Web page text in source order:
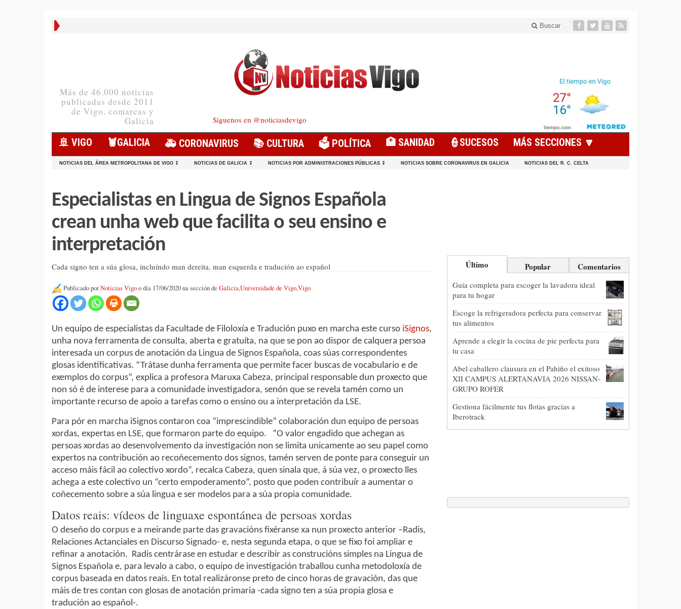
Buscar
Más de 46.000 noticias
publicadas desde 2011
de Vigo, comarcas y
Galicia
Síguenos en @noticiasdevigo
🚢 VIGO 🦞️GALICIA 🚑 CORONAVIRUS 📚 CULTURA 🗳️ POLÍTICA 🏥 SANIDAD 👮SUCESOS MÁS SECCIONES 🔽
NOTICIAS DEL ÁREA METROPOLITANA DE VIGO ↧ NOTICIAS DE GALICIA ↧ NOTICIAS POR ADMINISTRACIONES PÚBLICAS ↧ NOTICIAS SOBRE CORONAVIRUS EN GALICIA NOTICIAS DEL R. C. CELTA
Especialistas en Lingua de Signos Española
crean unha web que facilita o seu ensino e
interpretación
Cada signo ten a súa glosa, incluíndo man dereita, man esquerda e tradución ao español
Publicado porNoticias Vigoo día 17/06/2020 na sección de Galicia,Universidade de Vigo,Vigo
Un equipo de especialistas da Facultade de Filoloxía e Tradución puxo en marcha este curso iSignos,
unha nova ferramenta de consulta, aberta e gratuíta, na que se pon ao dispor de calquera persoa
interesada un corpus de anotación da Lingua de Signos Española, coas súas correspondentes
glosas identificativas. “Trátase dunha ferramenta que permite facer buscas de vocabulario e de
exemplos do corpus”, explica a profesora Maruxa Cabeza, principal responsable dun proxecto que
non só é de interese para a comunidade investigadora, senón que se revela tamén como un
importante recurso de apoio a tarefas como o ensino ou a interpretación da LSE.
Para pór en marcha iSignos contaron coa “imprescindible” colaboración dun equipo de persoas
xordas, expertas en LSE, que formaron parte do equipo. “O valor engadido que achegan as
persoas xordas ao desenvolvemento da investigación non se limita unicamente ao seu papel como
expertos na contribución ao recoñecemento dos signos, tamén serven de ponte para conseguir un
acceso máis fácil ao colectivo xordo”, recalca Cabeza, quen sinala que, á súa vez, o proxecto lles
achega a este colectivo un “certo empoderamento”, posto que poden contribuír a aumentar o
coñecemento sobre a súa lingua e ser modelos para a súa propia comunidade.
Datos reais: vídeos de linguaxe espontánea de persoas xordas
O deseño do corpus e a meirande parte das gravacións fixéranse xa nun proxecto anterior –Radis,
Relaciones Actanciales en Discurso Signado- e, nesta segunda etapa, o que se fixo foi ampliar e
refinar a anotación. Radis centrárase en estudar e describir as construcións simples na Lingua de
Signos Española e, para levalo a cabo, o equipo de investigación traballou cunha metodoloxía de
corpus baseada en datos reais. En total realizáronse preto de cinco horas de gravación, das que
máis de tres contan con glosas de anotación primaria -cada signo ten a súa propia glosa e
tradución ao español-.
Último Popular Comentarios
Guía completa para escoger la lavadora ideal
para tu hogar
Escoge la refrigeradora perfecta para conservar
tus alimentos
Aprende a elegir la cocina de pie perfecta para
tu casa
Abel caballero clausura en el Pahiño el exitoso
XII CAMPUS ALERTANAVIA 2026 NISSAN-
GRUPO ROFER
Gestiona fácilmente tus flotas gracias a
Iberotrack